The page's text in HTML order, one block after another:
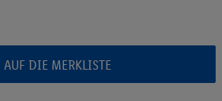
AUF DIE MERKLISTE